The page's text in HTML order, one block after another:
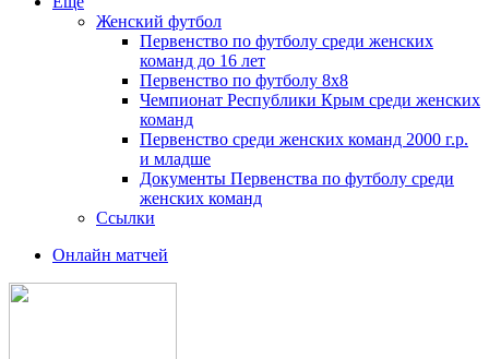
Женский футбол
Первенство по футболу среди женских
команд до 16 лет
Первенство по футболу 8х8
Чемпионат Республики Крым среди женских
команд
Первенство среди женских команд 2000 г.р.
и младше
Документы Первенства по футболу среди
женских команд
Ссылки
Онлайн матчей